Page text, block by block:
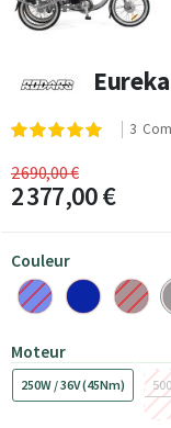
Eureka
Notation:
3
2 690,00 €
2 377,00 €
Couleur
Moteur
250W / 36V (45Nm)